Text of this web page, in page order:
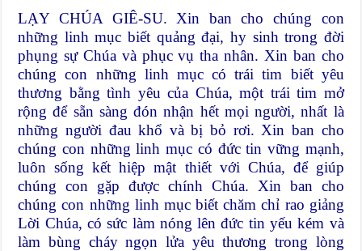
LẠY CHÚA GIÊ-SU. Xin ban cho chúng con
những linh mục biết quảng đại, hy sinh trong đời
phụng sự Chúa và phục vụ tha nhân. Xin ban cho
chúng con những linh mục có trái tim biết yêu
thương bằng tình yêu của Chúa, một trái tim mở
rộng để sẵn sàng đón nhận hết mọi người, nhất là
những người đau khổ và bị bỏ rơi. Xin ban cho
chúng con những linh mục có đức tin vững mạnh,
luôn sống kết hiệp mật thiết với Chúa, để giúp
chúng con gặp được chính Chúa. Xin ban cho
chúng con những linh mục biết chăm chỉ rao giảng
Lời Chúa, có sức làm nóng lên đức tin yếu kém và
làm bùng cháy ngọn lửa yêu thương trong lòng